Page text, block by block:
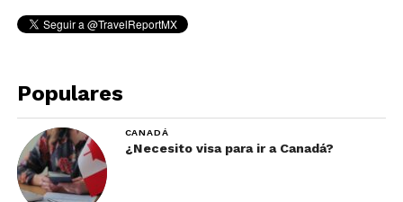
Populares
CANADÁ
¿Necesito visa para ir a Canadá?